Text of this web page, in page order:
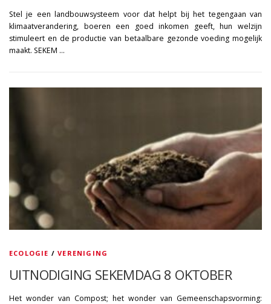
Stel je een landbouwsysteem voor dat helpt bij het tegengaan van
klimaatverandering, boeren een goed inkomen geeft, hun welzijn
stimuleert en de productie van betaalbare gezonde voeding mogelijk
maakt. SEKEM …
ECOLOGIE /VERENIGING
UITNODIGING SEKEMDAG 8 OKTOBER
Het wonder van Compost; het wonder van Gemeenschapsvorming: